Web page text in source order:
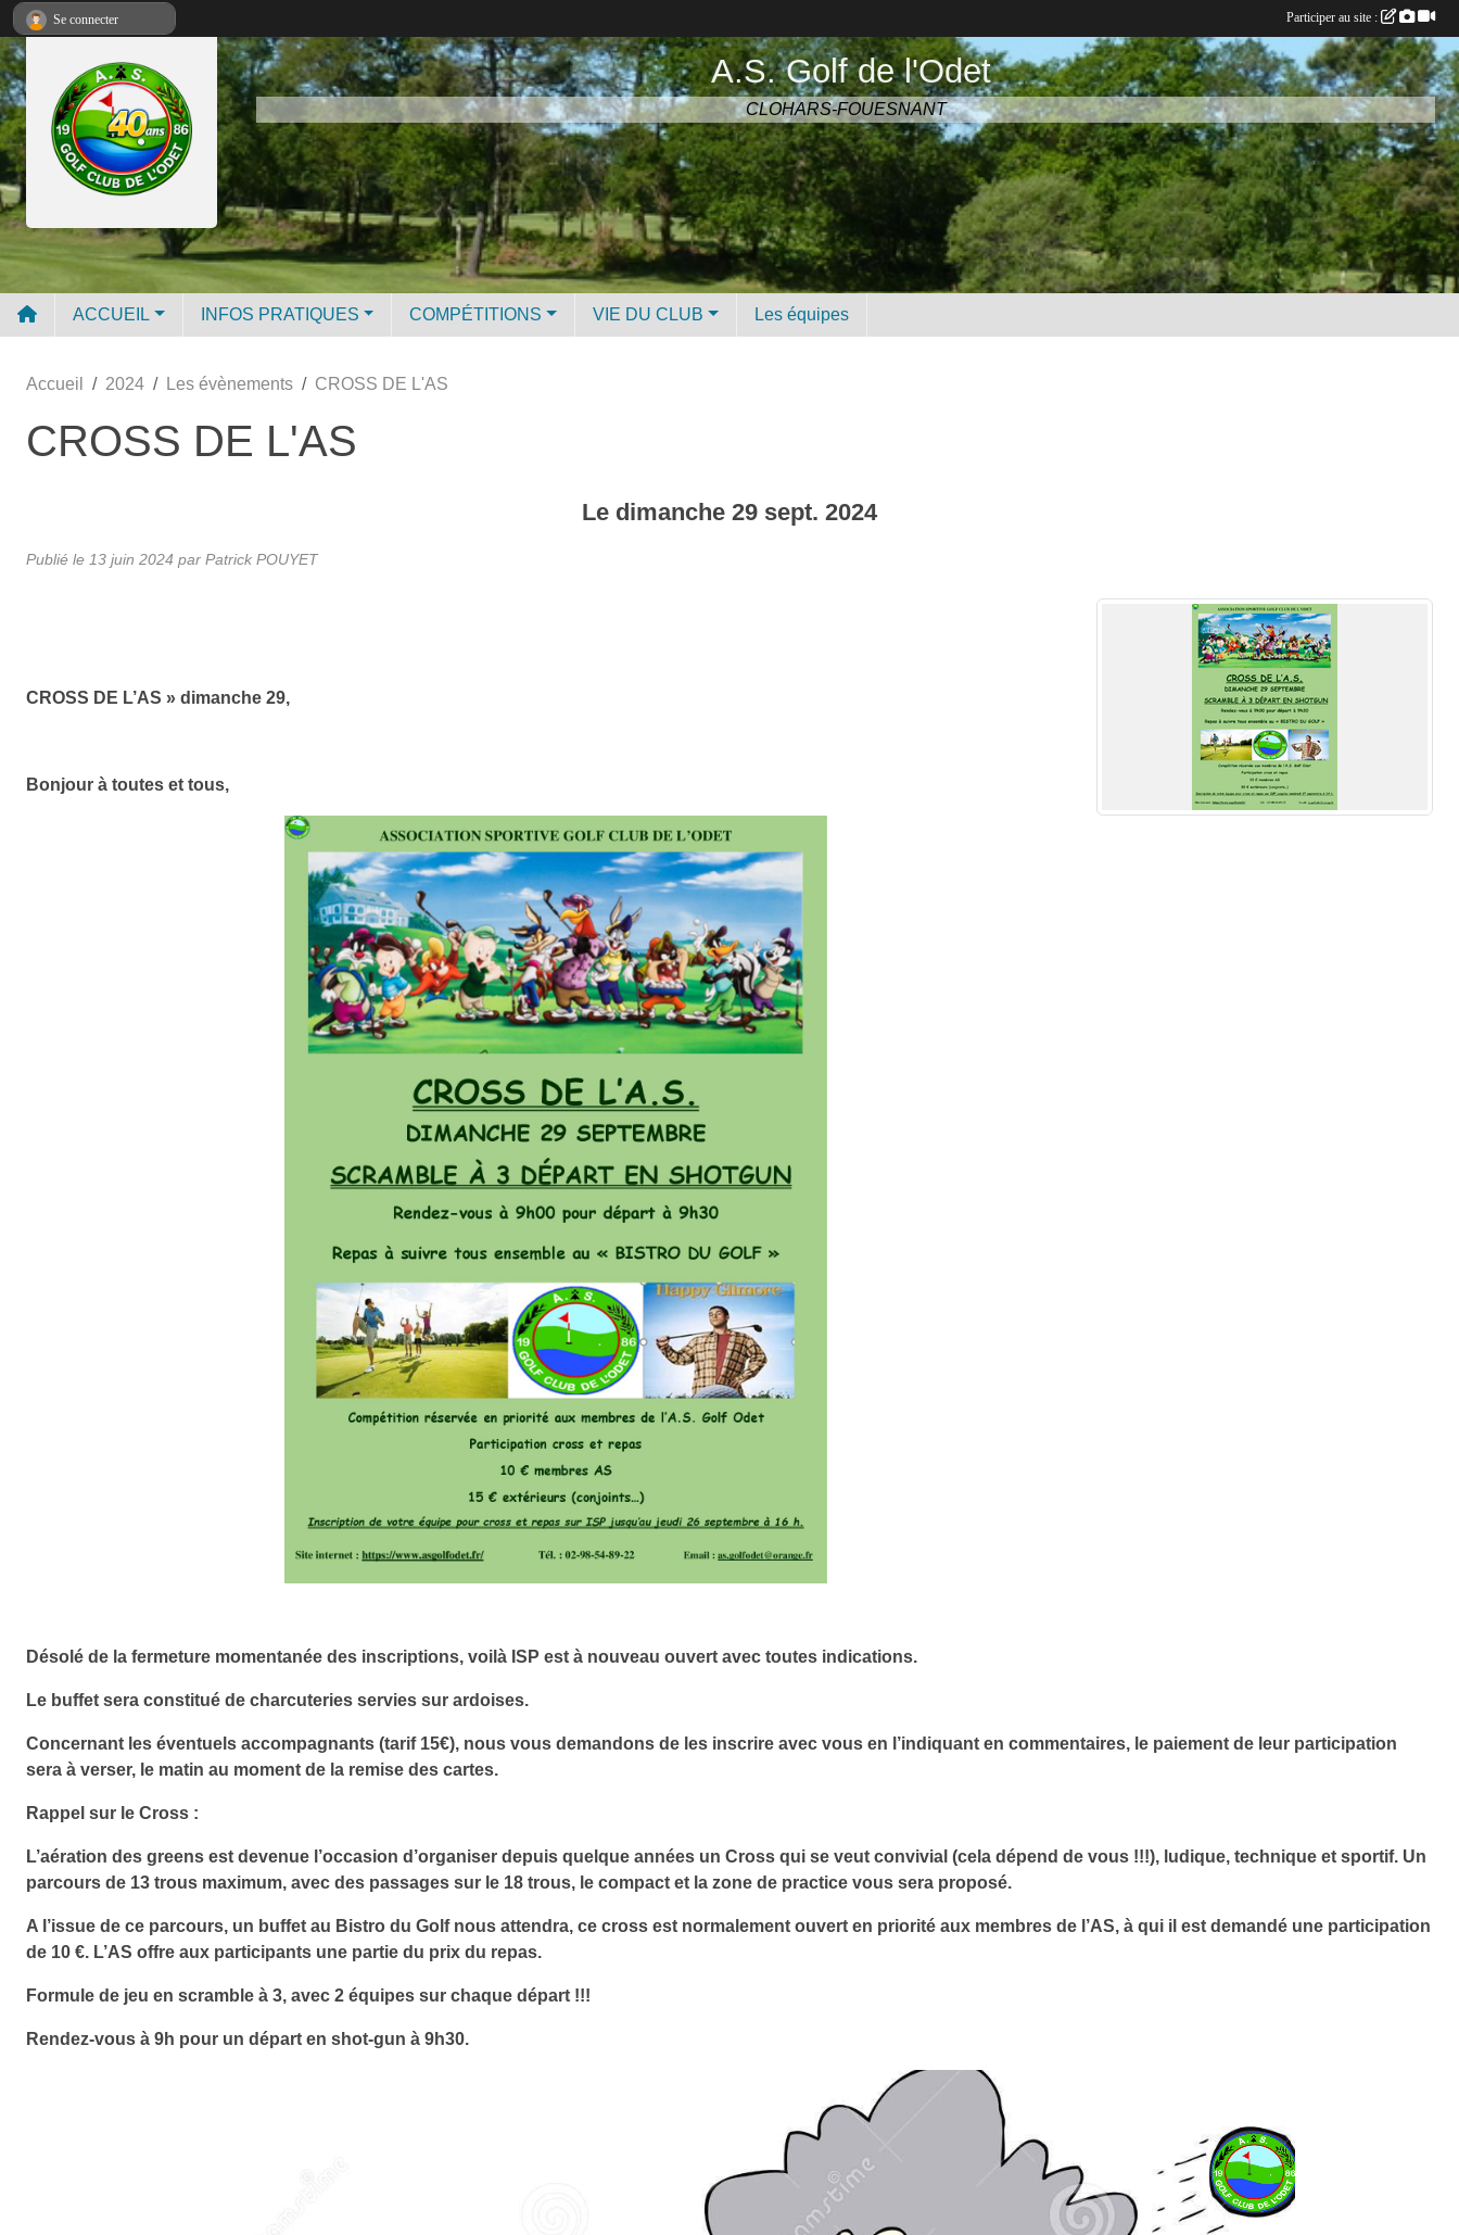
A.S. Golf de l'Odet
CLOHARS-FOUESNANT
ACCUEIL INFOS PRATIQUES COMPÉTITIONS VIE DU CLUB Les équipes
Accueil 2024 Les évènements CROSS DE L'AS
CROSS DE L'AS
Le dimanche 29 sept. 2024
Publié le 13 juin 2024 par Patrick POUYET
CROSS DE L’AS » dimanche 29,
Bonjour à toutes et tous,
Désolé de la fermeture momentanée des inscriptions, voilà ISP est à nouveau ouvert avec toutes indications.
Le buffet sera constitué de charcuteries servies sur ardoises.
Concernant les éventuels accompagnants (tarif 15€), nous vous demandons de les inscrire avec vous en l’indiquant en commentaires, le paiement de leur participation
sera à verser, le matin au moment de la remise des cartes.
Rappel sur le Cross :
L’aération des greens est devenue l’occasion d’organiser depuis quelque années un Cross qui se veut convivial (cela dépend de vous !!!), ludique, technique et sportif. Un
parcours de 13 trous maximum, avec des passages sur le 18 trous, le compact et la zone de practice vous sera proposé.
A l’issue de ce parcours, un buffet au Bistro du Golf nous attendra, ce cross est normalement ouvert en priorité aux membres de l’AS, à qui il est demandé une participation
de 10 €. L’AS offre aux participants une partie du prix du repas.
Formule de jeu en scramble à 3, avec 2 équipes sur chaque départ !!!
Rendez-vous à 9h pour un départ en shot-gun à 9h30.
Se connecter Participer au site :
Panneau de gestion des cookies